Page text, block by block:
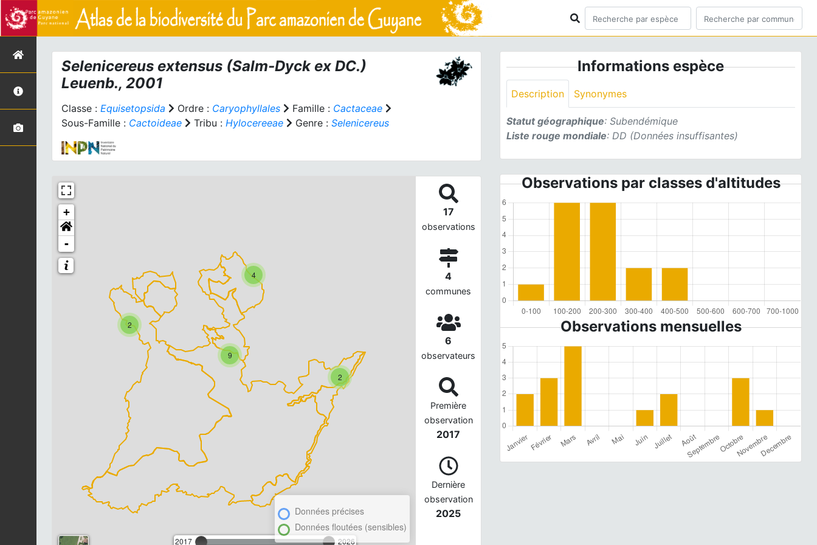
Selenicereus extensus (Salm-Dyck ex DC.)
Leuenb., 2001
Classe : Equisetopsida Ordre : Caryophyllales Famille : Cactaceae
Sous-Famille : Cactoideae Tribu : Hylocereeae Genre : Selenicereus
2
2
9
4
+
-
2017 2026
Données précises
Données floutées (sensibles)
17
observations
4
communes
6
observateurs
Première
observation
2017
Dernière
observation
2025
Informations espèce
Description Synonymes
Statut géographique: Subendémique
Liste rouge mondiale: DD (Données insuffisantes)
Observations par classes d'altitudes
Observations mensuelles